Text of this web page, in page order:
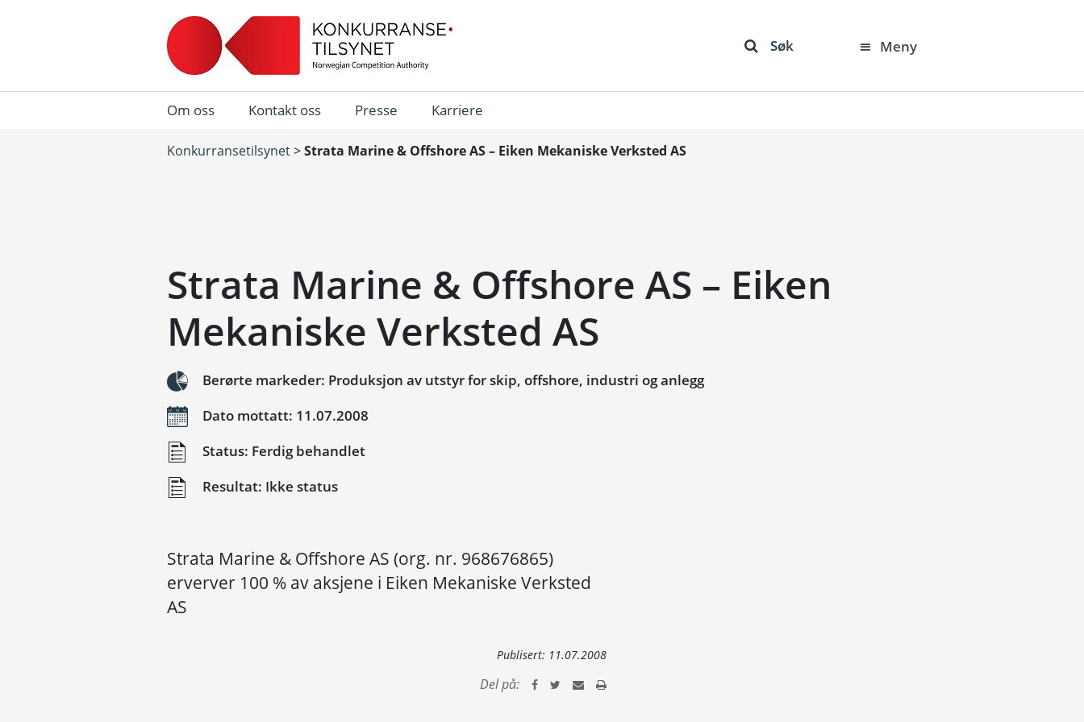
Søk Meny
Om oss Kontakt oss Presse Karriere
Konkurransetilsynet>Strata Marine & Offshore AS – Eiken Mekaniske Verksted AS
Strata Marine & Offshore AS – Eiken
Mekaniske Verksted AS
Berørte markeder: Produksjon av utstyr for skip, offshore, industri og anlegg
Dato mottatt: 11.07.2008
Status: Ferdig behandlet
Resultat: Ikke status
Strata Marine & Offshore AS (org. nr. 968676865)
erverver 100 % av aksjene i Eiken Mekaniske Verksted
AS
Publisert: 11.07.2008
Del på: